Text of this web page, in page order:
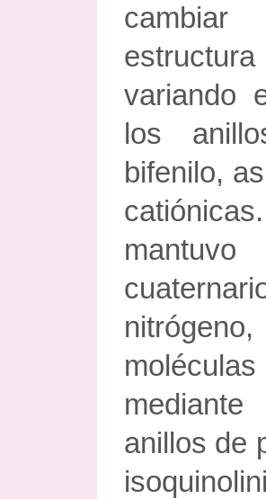
cambiar
variando
los
bifenilo,
anillos de